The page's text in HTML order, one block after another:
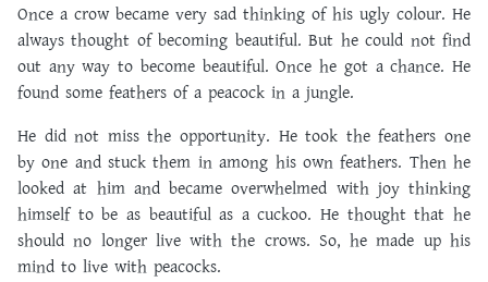
Once a crow became very sad thinking of his ugly colour. He
always thought of becoming beautiful. But he could not find
out any way to become beautiful. Once he got a chance. He
found some feathers of a peacock in a jungle.
He did not miss the opportunity. He took the feathers one
by one and stuck them in among his own feathers. Then he
looked at him and became overwhelmed with joy thinking
himself to be as beautiful as a cuckoo. He thought that he
should no longer live with the crows. So, he made up his
mind to live with peacocks.